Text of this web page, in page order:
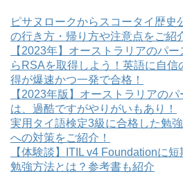
ピサヌロークからスコータイ歴史
の行き方・帰り方や注意点をご紹
【2023年】オーストラリアのパ
らRSAを取得しよう！英語に自信
得が爆速かつ一発で合格！
【2023年版】オーストラリアの
は、過酷ですがやりがいもあり！
実用タイ語検定3級に合格した勉
への対策をご紹介！
【体験談】ITIL v4 Foundationに
勉強方法とは？参考書も紹介